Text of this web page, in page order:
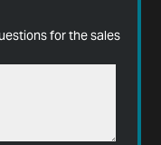
for the sales